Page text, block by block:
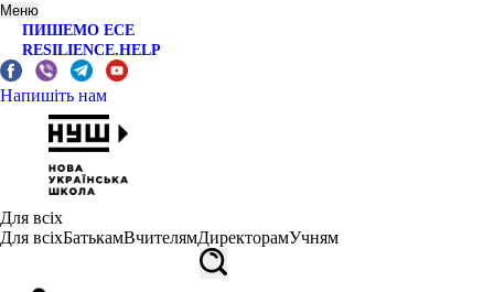
Меню
ПИШЕМО ЕСЕ
RESILIENCE.HELP
Напишіть нам
Для всіх
Для всіхБатькамВчителямДиректорамУчням